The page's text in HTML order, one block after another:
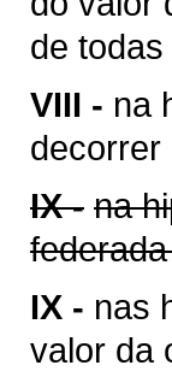
de
VIII - na
decorrer
IX - na
IX - nas
valor da